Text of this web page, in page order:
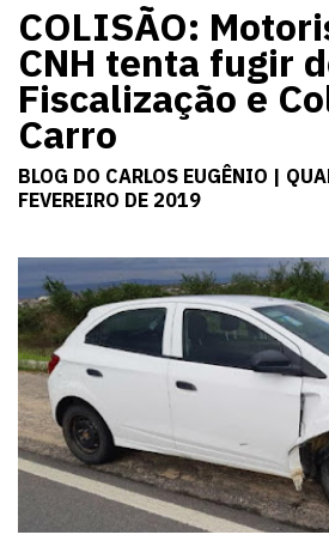
COLISÃO:
CNH tenta fugir
Fiscalização e
Carro
BLOG DO CARLOS EUGÊNIO |
FEVEREIRO DE 2019